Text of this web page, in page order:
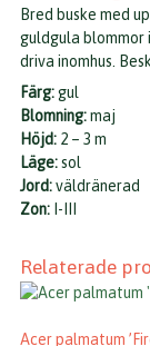
Bred buske med
guldgula blommor
driva inomhus.
Färg:gul
Blomning:maj
Höjd: 2 – 3 m
Läge:sol
Jord:väldränerad
Zon: I-III
Relaterade
Acer palmatum